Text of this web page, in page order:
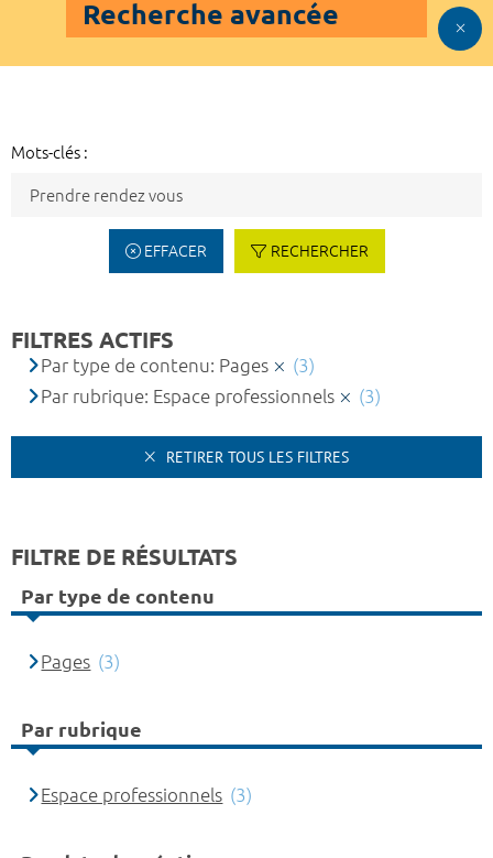
Recherche avancée
Mots-clés :
EFFACER RECHERCHER
FILTRES ACTIFS
Par type de contenu: Pages
(3)
Par rubrique: Espace professionnels
(3)
RETIRER TOUS LES FILTRES
FILTRE DE RÉSULTATS
Par type de contenu
Pages (3)
Par rubrique
Espace professionnels (3)